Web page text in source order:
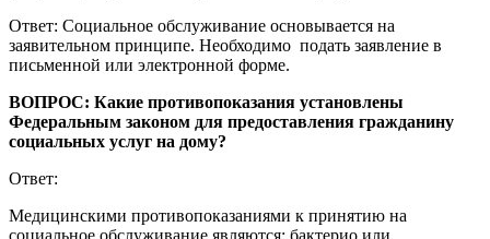
Ответ: Социальное обслуживание основывается на
заявительном принципе. Необходимо подать заявление в
письменной или электронной форме.
ВОПРОС: Какие противопоказания установлены
Федеральным законом для предоставления гражданину
социальных услуг на дому?
Ответ:
Медицинскими противопоказаниями к принятию на